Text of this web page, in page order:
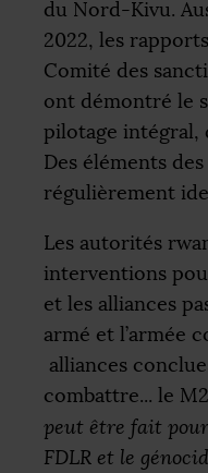
du Nord-Kivu.
2022, les
Comité des
ont démontré le
pilotage intégral,
Des éléments des
régulièrement
Les autorités
interventions
et les alliances
armé et l’armée
alliances
combattre... le
peut être fait
FDLR et le